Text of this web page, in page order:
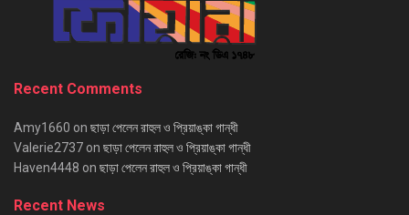
Recent Comments
Amy1660 on ছাড়া পেলেন রাহুল ও প্রিয়াঙ্কা গান্ধী
Valerie2737 on ছাড়া পেলেন রাহুল ও প্রিয়াঙ্কা গান্ধী
Haven4448 on ছাড়া পেলেন রাহুল ও প্রিয়াঙ্কা গান্ধী
Recent News